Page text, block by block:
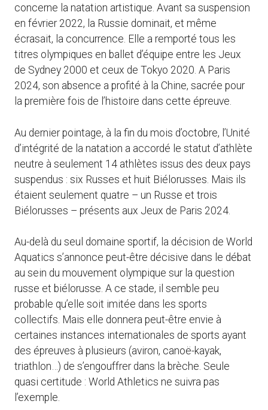
concerne la natation artistique. Avant sa suspension
en février 2022, la Russie dominait, et même
écrasait, la concurrence. Elle a remporté tous les
titres olympiques en ballet d’équipe entre les Jeux
de Sydney 2000 et ceux de Tokyo 2020. A Paris
2024, son absence a profité à la Chine, sacrée pour
la première fois de l’histoire dans cette épreuve.
Au dernier pointage, à la fin du mois d’octobre, l’Unité
d’intégrité de la natation a accordé le statut d’athlète
neutre à seulement 14 athlètes issus des deux pays
suspendus : six Russes et huit Biélorusses. Mais ils
étaient seulement quatre – un Russe et trois
Biélorusses – présents aux Jeux de Paris 2024.
Au-delà du seul domaine sportif, la décision de World
Aquatics s’annonce peut-être décisive dans le débat
au sein du mouvement olympique sur la question
russe et biélorusse. A ce stade, il semble peu
probable qu’elle soit imitée dans les sports
collectifs. Mais elle donnera peut-être envie à
certaines instances internationales de sports ayant
des épreuves à plusieurs (aviron, canoë-kayak,
triathlon…) de s’engouffrer dans la brèche. Seule
quasi certitude : World Athletics ne suivra pas
l’exemple.